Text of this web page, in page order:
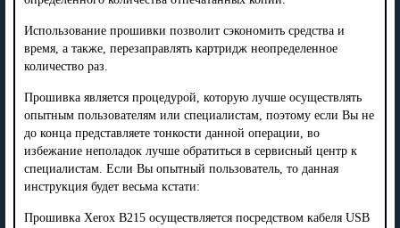
Использование прошивки позволит сэкономить средства и
время, а также, перезаправлять картридж неопределенное
количество раз.
Прошивка является процедурой, которую лучше осуществлять
опытным пользователям или специалистам, поэтому если Вы не
до конца представляете тонкости данной операции, во
избежание неполадок лучше обратиться в сервисный центр к
специалистам. Если Вы опытный пользователь, то данная
инструкция будет весьма кстати:
Прошивка Xerox B215 осуществляется посредством кабеля USB